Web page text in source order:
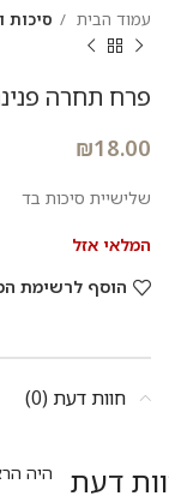
עמוד הבית סיכות
פרח תחרה
₪18.00
שלישיית סיכות בד
המלאי אזל
הוסף לרשימת
חוות דעת (0)
דעת היה